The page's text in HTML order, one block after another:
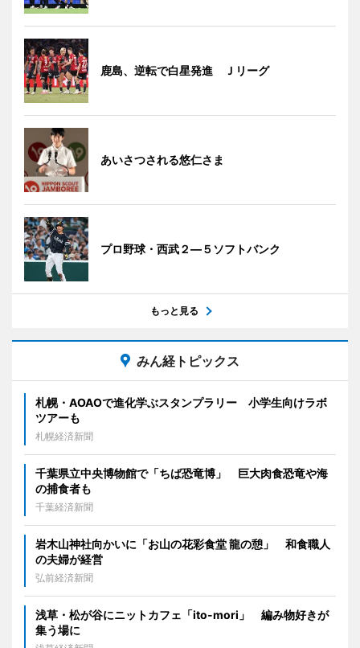
鹿島、逆転で白星発進 Ｊリーグ
あいさつされる悠仁さま
プロ野球・西武２―５ソフトバンク
もっと見る
みん経トピックス
札幌・AOAOで進化学ぶスタンプラリー 小学生向けラボ
ツアーも
札幌経済新聞
千葉県立中央博物館で「ちば恐竜博」 巨大肉食恐竜や海
の捕食者も
千葉経済新聞
岩木山神社向かいに「お山の花彩食堂 龍の憩」 和食職人
の夫婦が経営
弘前経済新聞
浅草・松が谷にニットカフェ「ito-mori」 編み物好きが
集う場に